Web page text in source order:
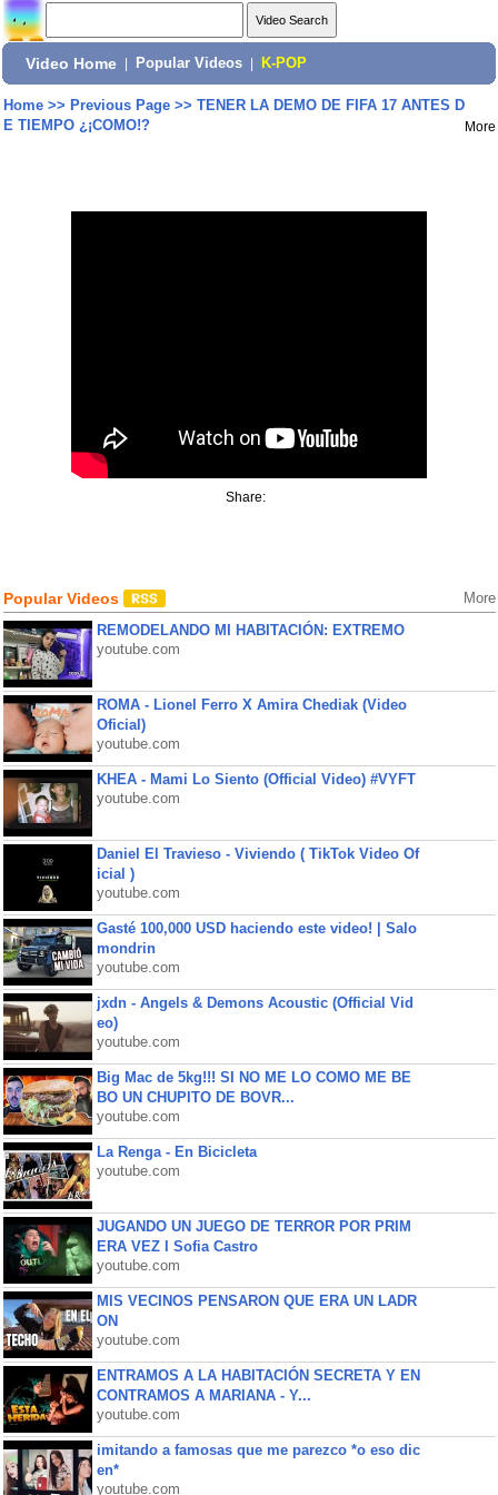
Video Home Popular Videos K-POP
Home>> Previous Page>> TENER LA DEMO DE FIFA 17 ANTES D
E TIEMPO ¿¡COMO!?
More
Share:
Popular Videos More
REMODELANDO MI HABITACIÓN: EXTREMO
youtube.com
ROMA - Lionel Ferro X Amira Chediak (Video
Oficial)
youtube.com
KHEA - Mami Lo Siento (Official Video) #VYFT
youtube.com
Daniel El Travieso - Viviendo ( TikTok Video Of
icial )
youtube.com
Gasté 100,000 USD haciendo este video! | Salo
mondrin
youtube.com
jxdn - Angels & Demons Acoustic (Official Vid
eo)
youtube.com
Big Mac de 5kg!!! SI NO ME LO COMO ME BE
BO UN CHUPITO DE BOVR...
youtube.com
La Renga - En Bicicleta
youtube.com
JUGANDO UN JUEGO DE TERROR POR PRIM
ERA VEZ l Sofia Castro
youtube.com
MIS VECINOS PENSARON QUE ERA UN LADR
ON
youtube.com
ENTRAMOS A LA HABITACIÓN SECRETA Y EN
CONTRAMOS A MARIANA - Y...
youtube.com
imitando a famosas que me parezco *o eso dic
en*
youtube.com